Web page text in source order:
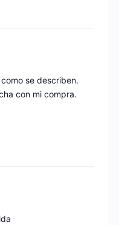
se describen.
con mi compra.